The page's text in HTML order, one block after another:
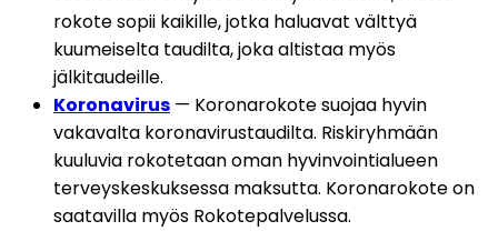
rokote sopii kaikille, jotka haluavat välttyä
kuumeiselta taudilta, joka altistaa myös
jälkitaudeille.
Koronavirus — Koronarokote suojaa hyvin
vakavalta koronavirustaudilta. Riskiryhmään
kuuluvia rokotetaan oman hyvinvointialueen
terveyskeskuksessa maksutta. Koronarokote on
saatavilla myös Rokotepalvelussa.